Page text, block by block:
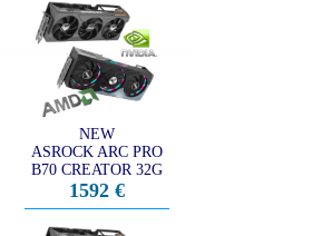
NEW
ASROCK ARC PRO
B70 CREATOR 32G
1592 €